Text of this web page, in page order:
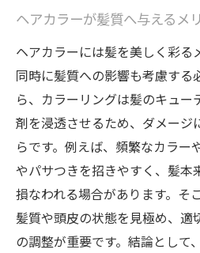
ヘアカラーが髪質へ与えるメ
ヘアカラーには髪を美しく彩る
同時に髪質への影響も考慮する
ら、カラーリングは髪のキュー
剤を浸透させるため、ダメージ
らです。例えば、頻繁なカラー
やパサつきを招きやすく、髪本
損なわれる場合があります。そ
髪質や頭皮の状態を見極め、適
の調整が重要です。結論として